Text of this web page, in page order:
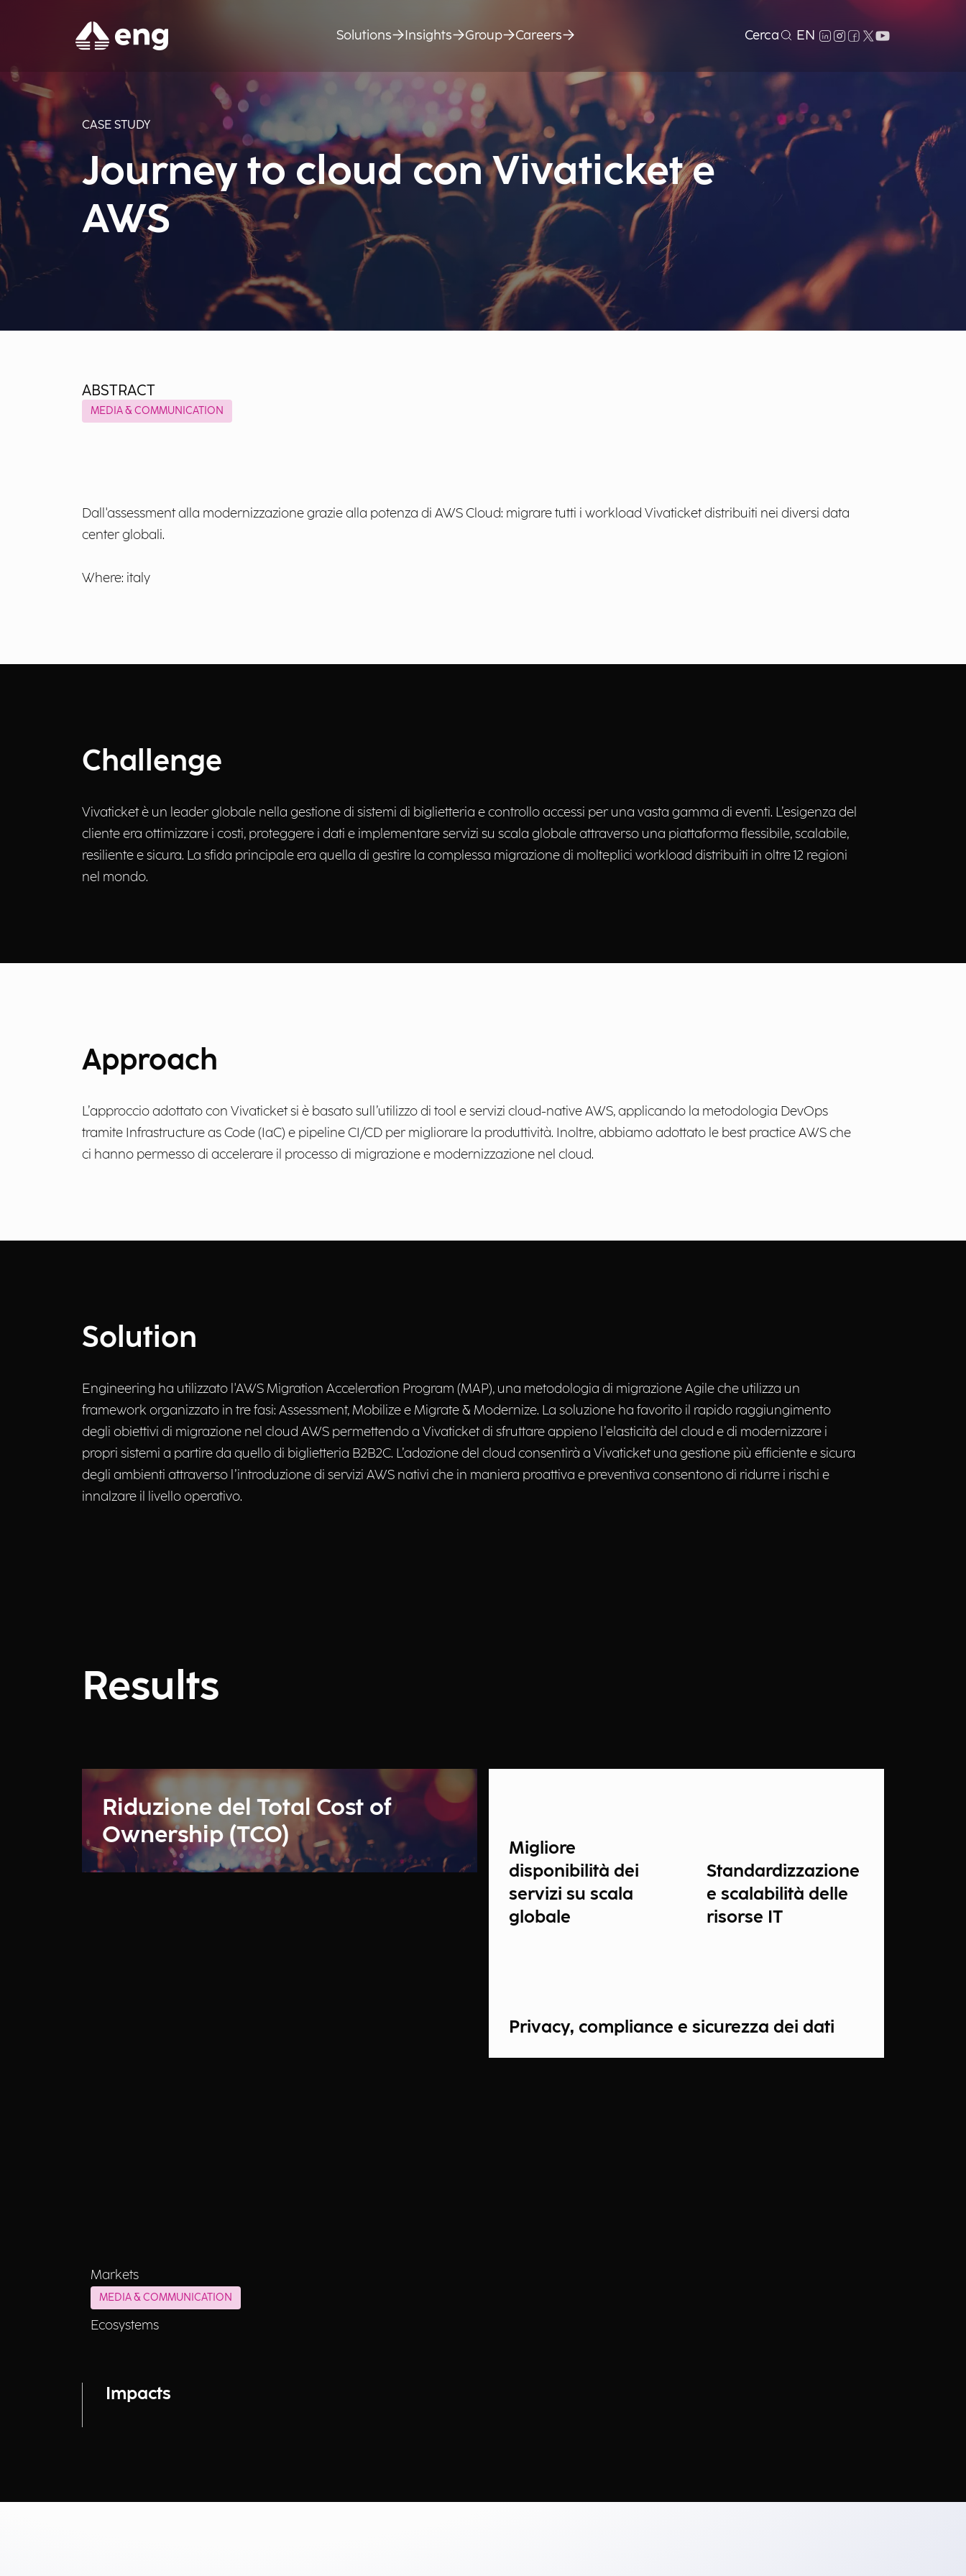
Solutions Insights Group Careers Cerca EN
CASE STUDY
Journey to cloud con Vivaticket e
AWS
ABSTRACT
MEDIA & COMMUNICATION
Dall'assessment alla modernizzazione grazie alla potenza di AWS Cloud: migrare tutti i workload Vivaticket distribuiti nei diversi data
center globali.​
Where: italy
Challenge
Vivaticket è un leader globale nella gestione di sistemi di biglietteria e controllo accessi per una vasta gamma di eventi. L’esigenza del
cliente era ottimizzare i costi, proteggere i dati e implementare servizi su scala globale attraverso una piattaforma flessibile, scalabile,
resiliente e sicura. La sfida principale era quella di gestire la complessa migrazione di molteplici workload distribuiti in oltre 12 regioni
nel mondo.​
Approach
L’approccio adottato con Vivaticket si è basato sull’utilizzo di tool e servizi cloud-native AWS, applicando la metodologia DevOps
tramite Infrastructure as Code (IaC) e pipeline CI/CD per migliorare la produttività. Inoltre, abbiamo adottato le best practice AWS che
ci hanno permesso di accelerare il processo di migrazione e modernizzazione nel cloud.​
Solution
Engineering ha utilizzato l'AWS Migration Acceleration Program (MAP), una metodologia di migrazione Agile che utilizza un
framework organizzato in tre fasi: Assessment, Mobilize e Migrate & Modernize. ​ La soluzione ha favorito il rapido raggiungimento
degli obiettivi di migrazione nel cloud AWS permettendo a Vivaticket di sfruttare appieno l’elasticità del cloud e di modernizzare i
propri sistemi a partire da quello di biglietteria B2B2C. ​ L’adozione del cloud consentirà a Vivaticket una gestione più efficiente e sicura
degli ambienti attraverso l’introduzione di servizi AWS nativi che in maniera proattiva e preventiva consentono di ridurre i rischi e
innalzare il livello operativo.​
Results
Riduzione del Total Cost of
Ownership (TCO)
Migliore
disponibilità dei
servizi su scala
globale
Standardizzazione
e scalabilità delle
risorse IT
Privacy, compliance e sicurezza dei dati
Markets
MEDIA & COMMUNICATION
Ecosystems
Impacts